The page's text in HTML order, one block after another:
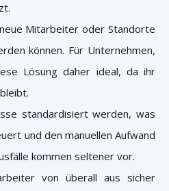
Mitarbeiter oder Standorte
können. Für Unternehmen,
Lösung daher ideal, da ihr
standardisiert werden, was
und den manuellen Aufwand
kommen seltener vor.
von überall aus sicher